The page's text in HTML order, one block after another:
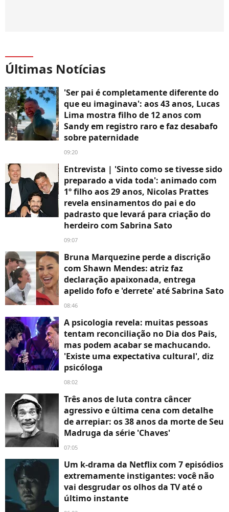
Últimas Notícias
'Ser pai é completamente diferente do
que eu imaginava': aos 43 anos, Lucas
Lima mostra filho de 12 anos com
Sandy em registro raro e faz desabafo
sobre paternidade
09:20
Entrevista | 'Sinto como se tivesse sido
preparado a vida toda': animado com
1º filho aos 29 anos, Nicolas Prattes
revela ensinamentos do pai e do
padrasto que levará para criação do
herdeiro com Sabrina Sato
09:07
Bruna Marquezine perde a discrição
com Shawn Mendes: atriz faz
declaração apaixonada, entrega
apelido fofo e 'derrete' até Sabrina Sato
08:46
A psicologia revela: muitas pessoas
tentam reconciliação no Dia dos Pais,
mas podem acabar se machucando.
'Existe uma expectativa cultural', diz
psicóloga
08:02
Três anos de luta contra câncer
agressivo e última cena com detalhe
de arrepiar: os 38 anos da morte de Seu
Madruga da série 'Chaves'
07:05
Um k-drama da Netflix com 7 episódios
extremamente instigantes: você não
vai desgrudar os olhos da TV até o
último instante